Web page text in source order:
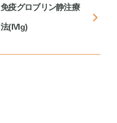
免疫グロブリン静注療
法(IVIg)